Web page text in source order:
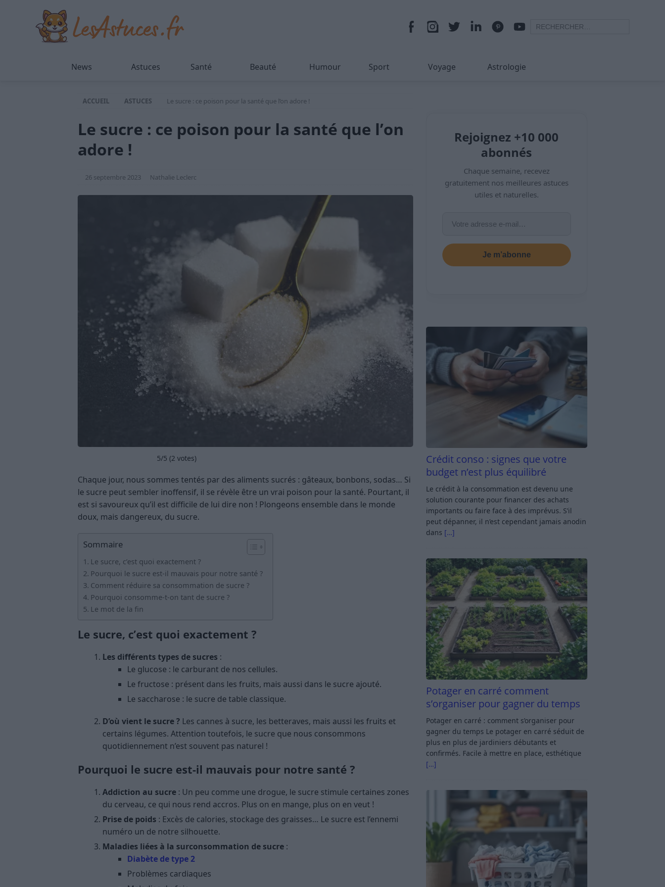
News Astuces Santé Beauté Humour Sport Voyage Astrologie
ACCUEIL ASTUCES Le sucre : ce poison pour la santé que l’on adore !
Le sucre : ce poison pour la santé que l’on
adore !
26 septembre 2023 Nathalie Leclerc
5/5 (2 votes)
Chaque jour, nous sommes tentés par des aliments sucrés : gâteaux, bonbons, sodas… Si
le sucre peut sembler inoffensif, il se révèle être un vrai poison pour la santé. Pourtant, il
est si savoureux qu’il est difficile de lui dire non ! Plongeons ensemble dans le monde
doux, mais dangereux, du sucre.
Sommaire
Le sucre, c’est quoi exactement ?
Pourquoi le sucre est-il mauvais pour notre santé ?
Comment réduire sa consommation de sucre ?
Pourquoi consomme-t-on tant de sucre ?
Le mot de la fin
Le sucre, c’est quoi exactement ?
Les différents types de sucres :
Le glucose : le carburant de nos cellules.
Le fructose : présent dans les fruits, mais aussi dans le sucre ajouté.
Le saccharose : le sucre de table classique.
D’où vient le sucre ? Les cannes à sucre, les betteraves, mais aussi les fruits et
certains légumes. Attention toutefois, le sucre que nous consommons
quotidiennement n’est souvent pas naturel !
Pourquoi le sucre est-il mauvais pour notre santé ?
Addiction au sucre : Un peu comme une drogue, le sucre stimule certaines zones
du cerveau, ce qui nous rend accros. Plus on en mange, plus on en veut !
Prise de poids : Excès de calories, stockage des graisses… Le sucre est l’ennemi
numéro un de notre silhouette.
Maladies liées à la surconsommation de sucre :
Diabète de type 2
Problèmes cardiaques
Rejoignez +10 000
abonnés
Chaque semaine, recevez
gratuitement nos meilleures astuces
utiles et naturelles.
Je m’abonne
Crédit conso : signes que votre
budget n’est plus équilibré
Le crédit à la consommation est devenu une
solution courante pour financer des achats
importants ou faire face à des imprévus. S’il
peut dépanner, il n’est cependant jamais anodin
dans […]
Potager en carré comment
s’organiser pour gagner du temps
Potager en carré : comment s’organiser pour
gagner du temps Le potager en carré séduit de
plus en plus de jardiniers débutants et
confirmés. Facile à mettre en place, esthétique
[…]